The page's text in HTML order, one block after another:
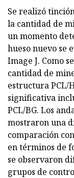
Se realizó
la cantidad de
un momento
hueso nuevo se
Image J. Como
cantidad de
estructura PCL/
significativa
PCL/BG. Los
mostraron una
comparación
en términos de
se observaron
grupos de